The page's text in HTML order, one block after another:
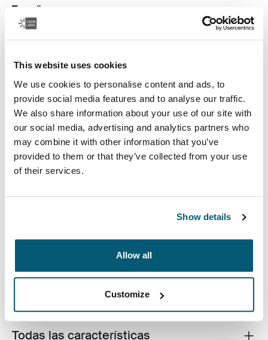
This website uses cookies
We use cookies to personalise content and ads, to
provide social media features and to analyse our traffic.
We also share information about your use of our site with
our social media, advertising and analytics partners who
may combine it with other information that you’ve
provided to them or that they’ve collected from your use
of their services.
Show details
Allow all
Customize
Tamaño
13 pulgadas 14 pulgadas
Case Logic está fabricada con materiales reciclados y
forma ecológica de proteger su computadora portátil.
Toggle overview
Descripción del producto
Toggle features
Todas las características